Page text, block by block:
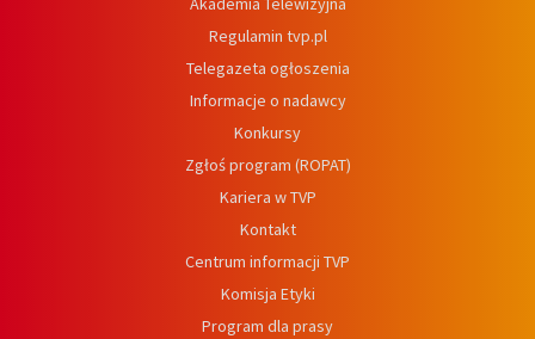
Regulamin tvp.pl
Telegazeta ogłoszenia
Informacje o nadawcy
Konkursy
Zgłoś program (ROPAT)
Kariera w TVP
Kontakt
Centrum informacji TVP
Komisja Etyki
Program dla prasy